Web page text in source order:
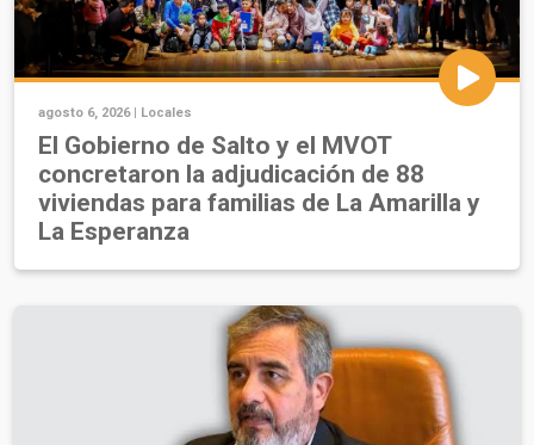
agosto 6, 2026 | Locales
El Gobierno de Salto y el MVOT
concretaron la adjudicación de 88
viviendas para familias de La Amarilla y
La Esperanza